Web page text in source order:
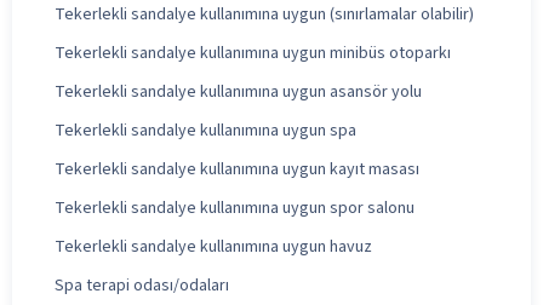
Tekerlekli sandalye kullanımına uygun (sınırlamalar olabilir)
Tekerlekli sandalye kullanımına uygun minibüs otoparkı
Tekerlekli sandalye kullanımına uygun asansör yolu
Tekerlekli sandalye kullanımına uygun spa
Tekerlekli sandalye kullanımına uygun kayıt masası
Tekerlekli sandalye kullanımına uygun spor salonu
Tekerlekli sandalye kullanımına uygun havuz
Spa terapi odası/odaları